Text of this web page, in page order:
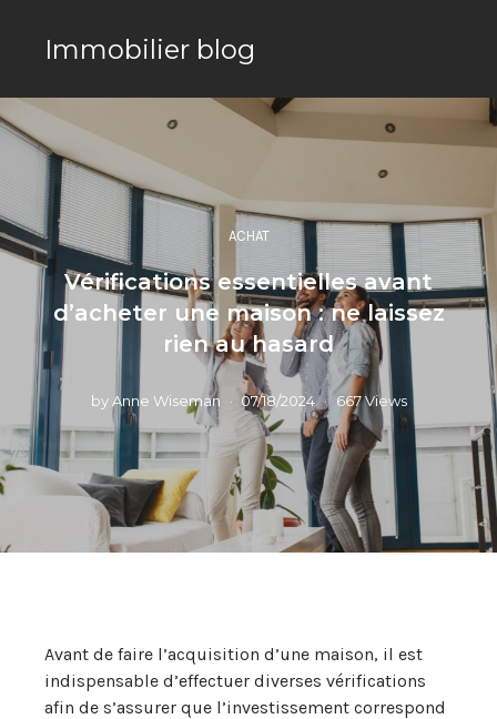
Immobilier blog
ACHAT
Vérifications essentielles avant
d’acheter une maison : ne laissez
rien au hasard
by Anne Wiseman 07/18/2024 667 Views
Avant de faire l’acquisition d’une maison, il est
indispensable d’effectuer diverses vérifications
afin de s’assurer que l’investissement correspond